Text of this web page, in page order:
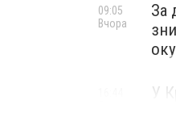
За
09:05
Вчора
У